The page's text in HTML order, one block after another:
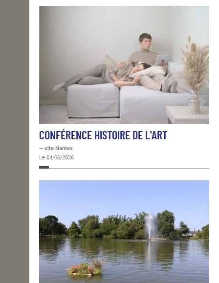
CONFÉRENCE HISTOIRE DE L'ART
— site Nantes
Le 04/06/2026